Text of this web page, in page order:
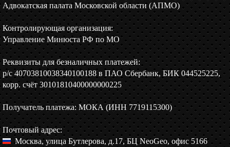
Адвокатская палата Московской области (АПМО)
Контролирующая организация:
Управление Минюста РФ по МО
Реквизиты для безналичных платежей:
р/c 40703810038340100188 в ПАО Сбербанк, БИК 044525225,
корр. счёт 30101810400000000225
Получатель платежа: МОКА (ИНН 7719115300)
Почтовый адрес:
Москва, улица Бутлерова, д.17, БЦ NeoGeo, офис 5166